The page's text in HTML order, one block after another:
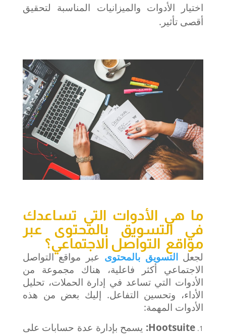
اختيار الأدوات والميزانيات المناسبة لتحقيق
أقصى تأثير.
ما هي الأدوات التي تساعدك
في التسويق بالمحتوى عبر
مواقع التواصل الاجتماعي؟
لجعلالتسويق بالمحتوى عبر مواقع التواصل
الاجتماعي أكثر فاعلية، هناك مجموعة من
الأدوات التي تساعد في إدارة الحملات، تحليل
الأداء، وتحسين التفاعل. إليك بعض من هذه
الأدوات المهمة:
Hootsuite: يسمح بإدارة عدة حسابات على